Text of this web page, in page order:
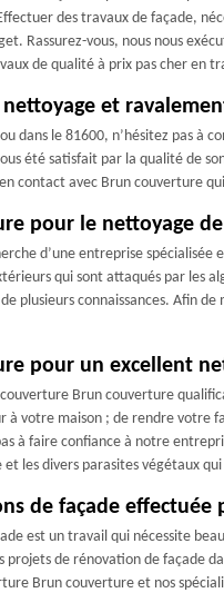
des travaux de façade,
Rassurez-vous, nous nous
de qualité à prix pas cher en
et
dans le 81600, n’hésitez pas
été satisfait par la qualité de
contact avec Brun couverture
pour le nettoyage
d’une entreprise
qui sont attaqués par les
plusieurs connaissances. Afin
pour un excellent
Brun couverture
à votre maison ; de rendre votre
à faire confiance à notre
les divers parasites végétaux
de façade effectuée
est un travail qui nécessite
projets de rénovation de façade
Brun couverture et nos